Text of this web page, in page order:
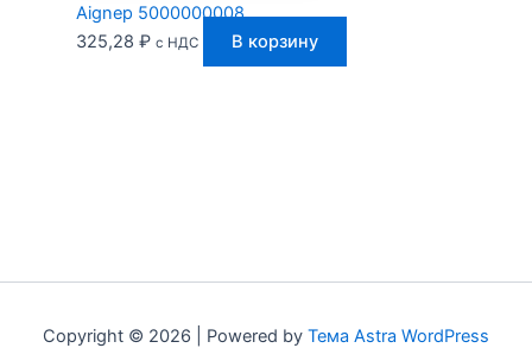
Aignep 5000000008
325,28 ₽ с НДС В корзину
Copyright © 2026 | Powered by Тема Astra WordPress